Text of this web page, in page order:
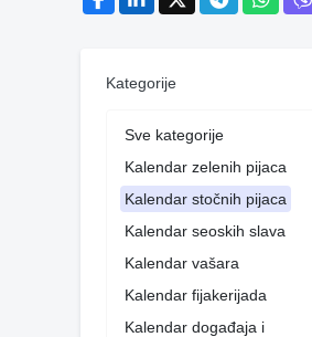
Kategorije
Sve kategorije
Kalendar zelenih pijaca
Kalendar stočnih pijaca
Kalendar seoskih slava
Kalendar vašara
Kalendar fijakerijada
Kalendar događaja i